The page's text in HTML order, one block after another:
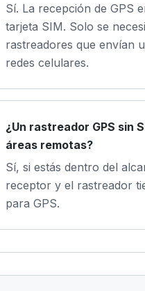
Sí. La recepción de GPS
tarjeta SIM. Solo se
rastreadores que envían
redes celulares.
¿Un rastreador GPS sin
áreas remotas?
Sí, si estás dentro del
receptor y el rastreador
para GPS.